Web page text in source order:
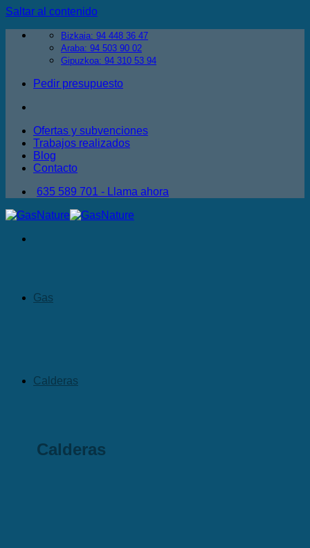
Saltar al contenido
Bizkaia: 94 448 36 47
Araba: 94 503 90 02
Gipuzkoa: 94 310 53 94
Pedir presupuesto
Ofertas y subvenciones
Trabajos realizados
Blog
Contacto
635 589 701 - Llama ahora
Gas
Calderas
Calderas